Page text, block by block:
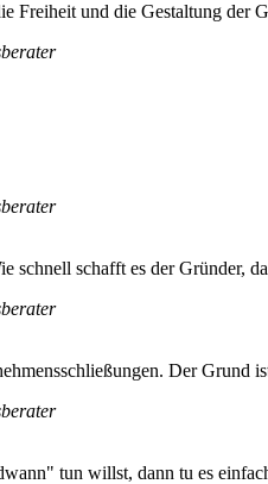
Freiheit und die Gestaltung der
schnell schafft es der Gründer,
Der Grund
tun willst, dann tu es